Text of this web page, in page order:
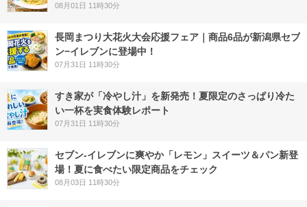
08月01日 11時30分
長岡まつり大花火大会応援フェア｜商品6品が新潟県セブ
ン−イレブンに登場中！
07月31日 11時30分
すき家が「冷やし汁」を新発売！夏限定のさっぱり冷た
い一杯を実食体験レポート
07月31日 11時30分
セブン‐イレブンに爽やか「レモン」スイーツ＆パン新登
場！夏に食べたい限定商品をチェック
08月03日 11時30分